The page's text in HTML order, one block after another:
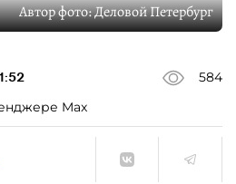
Автор фото:Деловой Петербург
584
Max